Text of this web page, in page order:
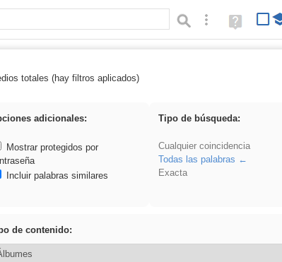
Búsqueda avanzada
Ayuda
(en
de: song
totales (hay filtros aplicados)
adicionales:
Mostrar protegidos por
Incluir palabras similares
Tipo de búsqueda:
Cualquier coincidencia
Todas las palabras
Exacta
de contenido: